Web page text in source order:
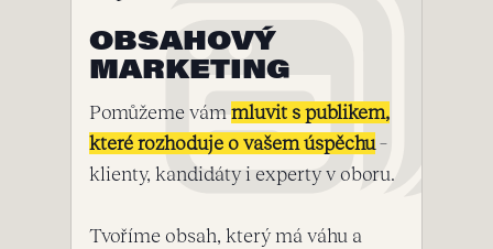
OBSAHOVÝ
MARKETING
Pomůžeme vám mluvit s publikem,
které rozhoduje o vašem úspěchu–
klienty, kandidáty i experty v oboru.
Tvoříme obsah, který má váhu a